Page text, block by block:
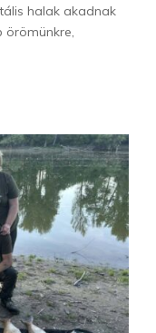
halak akadnak
örömünkre,